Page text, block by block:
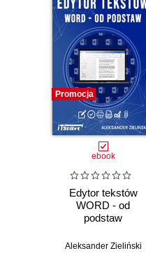
Promocja
ebook
Edytor tekstów
WORD - od
podstaw
Aleksander Zieliński